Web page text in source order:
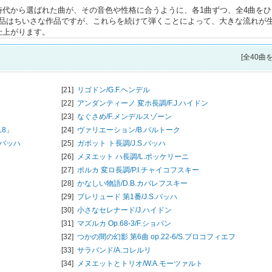
から選ばれた曲が、その音色や性格に合うように、各1曲ずつ、全4曲を
はちいさな作品ですが、これらを続けて弾くことによって、大きな流れが
がります。
[全40曲
」
ッハ
[21] リゴドン/G.F.ヘンデル
[22] アンダンティーノ 変ホ長調/F.J.ハイドン
[23] なぐさめ/F.メンデルスゾーン
[24] ヴァリエーション/B.バルトーク
[25] ガボット ト長調/J.S.バッハ
[26] メヌエット ハ長調/L.ポッケリーニ
[27] ポルカ 変ロ長調/P.I.チャイコフスキー
[28] かなしい物語/D.B.カバレフスキー
[29] プレリュード 第1番/J.S.バッハ
[30] 小さなセレナード/J.ハイドン
[31] マズルカ Op.68-3/F.ショパン
[32] つかの間の幻影 第6曲 op.22-6/S.プロコフィエフ
[33] サラバンド/A.コレルリ
[34] メヌエットとトリオ/W.A.モーツァルト